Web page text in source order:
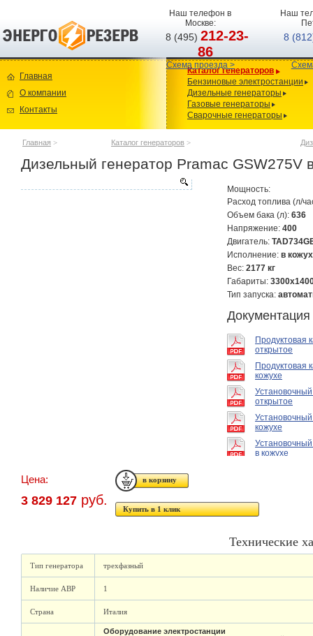
Наш телефон в
Москве:
8 (495)212-23-
86
Схема проезда >
Наш
8
Главная
О компании
Контакты
Каталог генераторов
Бензиновые электростанции
Дизельные генераторы
Газовые генераторы
Сварочные генераторы
Главная > Каталог генераторов >
Дизельный генератор Pramac GSW275V
Мощность:
Расход топлива (л/
Объем бака (л): 636
Напряжение: 400
Двигатель:
Исполнение: в
Вес: 2177 кг
Габариты:
Тип запуска:
Документация
Продуктовая
открытое
Продуктовая
кожухе
открытое
кожухе
в кожухе
Цена:
3 829 127 руб.
Купить в 1 клик
Технические
Тип генератора трехфазный
Наличие АВР 1
Страна Италия
Оборудование электростанции